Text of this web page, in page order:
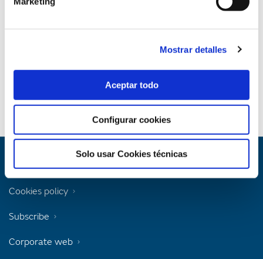
Mostrar detalles
Aceptar todo
Configurar cookies
Solo usar Cookies técnicas
Content Type
Environment
Legal notice
Cookies policy
Subscribe
Corporate web